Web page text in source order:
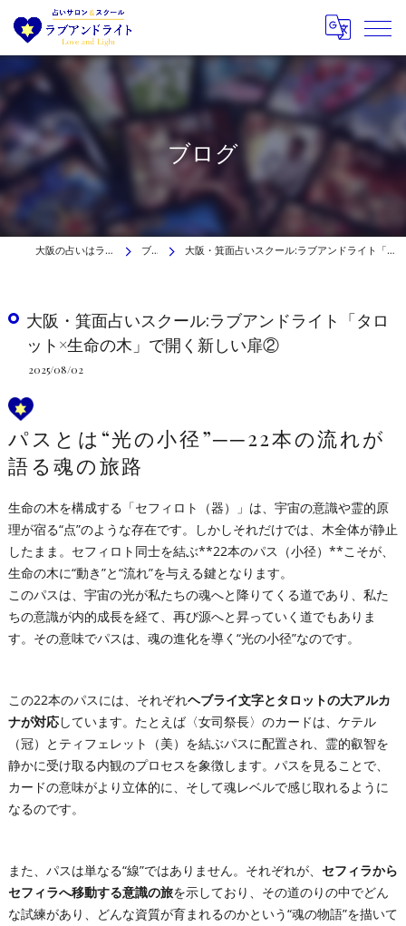
ブログ
大阪の占いはラブアンドライト ブログ 大阪・箕面占いスクール:ラブアンドライト「タロット×生命の木」で開く新しい扉②
大阪・箕面占いスクール:ラブアンドライト「タロ
ット×生命の木」で開く新しい扉②
2025/08/02
パスとは“光の小径”──22本の流れが
語る魂の旅路
生命の木を構成する「セフィロト（器）」は、宇宙の意識や霊的原
理が宿る“点”のような存在です。しかしそれだけでは、木全体が静止
したまま。セフィロト同士を結ぶ**22本のパス（小径）**こそが、
生命の木に“動き”と“流れ”を与える鍵となります。
このパスは、宇宙の光が私たちの魂へと降りてくる道であり、私た
ちの意識が内的成長を経て、再び源へと昇っていく道でもありま
す。その意味でパスは、魂の進化を導く“光の小径”なのです。
この22本のパスには、それぞれヘブライ文字とタロットの大アルカ
ナが対応しています。たとえば〈女司祭長〉のカードは、ケテル
（冠）とティフェレット（美）を結ぶパスに配置され、霊的叡智を
静かに受け取る内観のプロセスを象徴します。パスを見ることで、
カードの意味がより立体的に、そして魂レベルで感じ取れるように
なるのです。
また、パスは単なる“線”ではありません。それぞれが、 セフィラから
セフィラへ移動する意識の旅を示しており、その道のりの中でどん
な試練があり、どんな資質が育まれるのかという“魂の物語”を描いて